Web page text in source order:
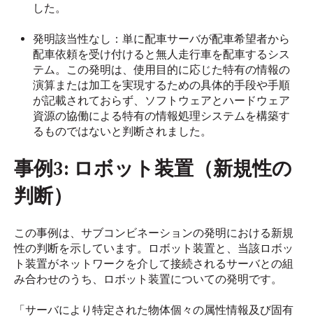
した。
発明該当性なし：単に配車サーバが配車希望者から
配車依頼を受け付けると無人走行車を配車するシス
テム。この発明は、使用目的に応じた特有の情報の
演算または加工を実現するための具体的手段や手順
が記載されておらず、ソフトウェアとハードウェア
資源の協働による特有の情報処理システムを構築す
るものではないと判断されました。
事例3: ロボット装置（新規性の
判断）
この事例は、サブコンビネーションの発明における新規
性の判断を示しています。ロボット装置と、当該ロボッ
ト装置がネットワークを介して接続されるサーバとの組
み合わせのうち、ロボット装置についての発明です。
「サーバにより特定された物体個々の属性情報及び固有